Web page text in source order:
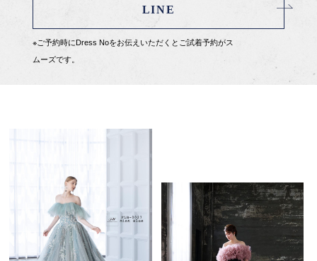
LINE
※ご予約時にDress Noをお伝えいただくとご試着予約がス
ムーズです。